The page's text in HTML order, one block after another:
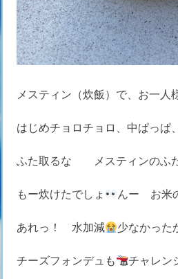
メスティン（炊飯）で、お一人
はじめチョロチョロ、中ぱっぱ
ふた取るな メスティンのふ
もー炊けたでしょ んー お米
あれっ！ 水加減 少なかっ
チーズフォンデュも チャレ